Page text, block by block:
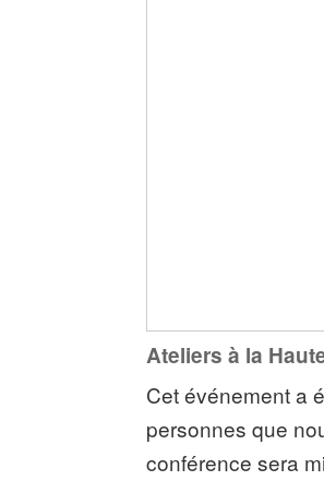
Ateliers à la
Cet événement a
personnes que
conférence sera